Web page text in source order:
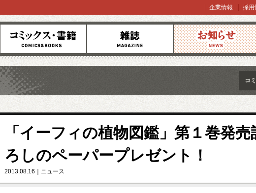
コミックス 雑誌 お知らせ
企業情報 採用
「イーフィの植物図鑑」第１巻発
ろしのペーパープレゼント！
2013.08.16 ニュース